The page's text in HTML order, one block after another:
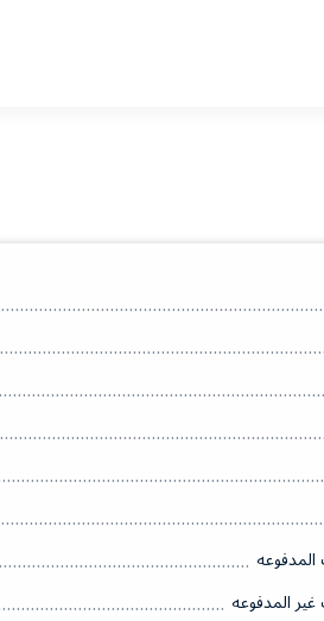
المدفوعه
غير المدفوعه